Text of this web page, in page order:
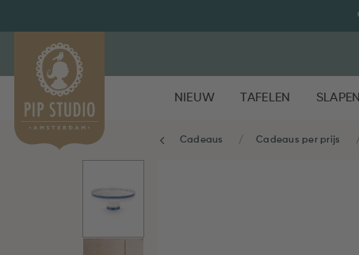
NIEUW TAFELEN SLAPEN
Cadeaus Cadeaus per prijs